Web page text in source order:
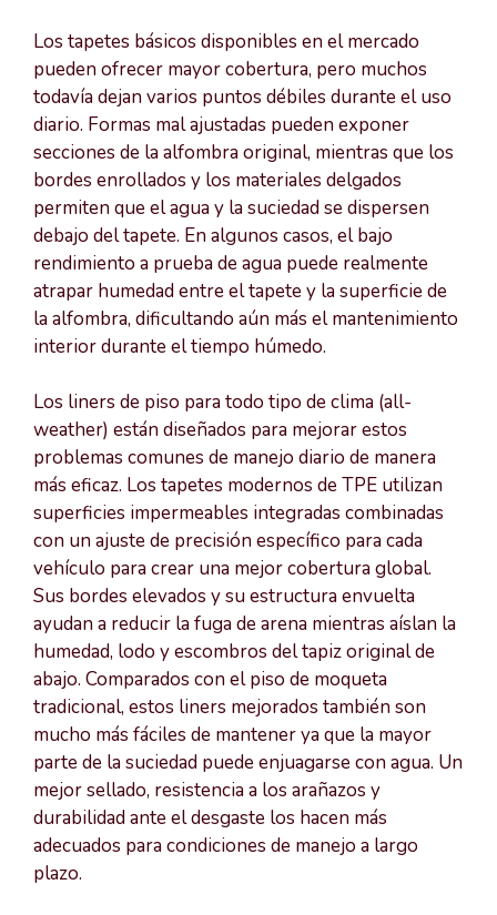
Los tapetes básicos disponibles en el mercado
pueden ofrecer mayor cobertura, pero muchos
todavía dejan varios puntos débiles durante el uso
diario. Formas mal ajustadas pueden exponer
secciones de la alfombra original, mientras que los
bordes enrollados y los materiales delgados
permiten que el agua y la suciedad se dispersen
debajo del tapete. En algunos casos, el bajo
rendimiento a prueba de agua puede realmente
atrapar humedad entre el tapete y la superficie de
la alfombra, dificultando aún más el mantenimiento
interior durante el tiempo húmedo.
Los liners de piso para todo tipo de clima (all-
weather) están diseñados para mejorar estos
problemas comunes de manejo diario de manera
más eficaz. Los tapetes modernos de TPE utilizan
superficies impermeables integradas combinadas
con un ajuste de precisión específico para cada
vehículo para crear una mejor cobertura global.
Sus bordes elevados y su estructura envuelta
ayudan a reducir la fuga de arena mientras aíslan la
humedad, lodo y escombros del tapiz original de
abajo. Comparados con el piso de moqueta
tradicional, estos liners mejorados también son
mucho más fáciles de mantener ya que la mayor
parte de la suciedad puede enjuagarse con agua. Un
mejor sellado, resistencia a los arañazos y
durabilidad ante el desgaste los hacen más
adecuados para condiciones de manejo a largo
plazo.